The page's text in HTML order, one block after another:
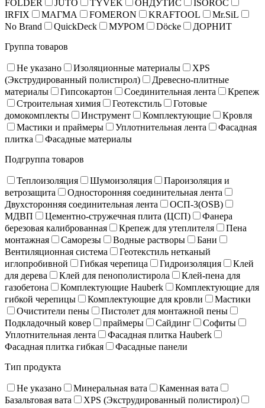
FOLDER
JUTO TYVEK ОНДУТИС
ISOROC
IRFIX
МАГМА FOMERON KRAFTOOL
Mr.SiL
No Brand
QuickDeck МУРОМ Döcke
ДОРНИТ
Группа товаров
Не указано Изоляционные материалы
XPS
(Экструдированный полистирол)
Древесно-плитные
материалы
Гипсокартон Соединительная лента
Крепеж
Строительная химия
Геотекстиль
Готовые
домокомплекты
Инструмент Комплектующие
Кровля
Мастики и праймеры
Уплотнительная лента
Фасадная
плитка
Фасадные материалы
Подгруппа товаров
Теплоизоляция Шумоизоляция
Пароизоляция и
ветрозащита
Односторонняя соединительная лента
Двухсторонняя соединительная лента
ОСП-3(OSB)
МДВП
Цементно-стружечная плита (ЦСП)
Фанера
березовая калиброванная
Крепеж для утеплителя
Пена
монтажная
Саморезы Водные растворы
Бани
Вентиляционная система
Геотекстиль нетканый
иглопробивной
Гибкая черепица Гидроизоляция
Клей
для дерева
Клей для пенополистирола
Клей-пена для
газобетона
Комплектующие Hauberk
Комплектующие для
гибкой черепицы
Комплектующие для кровли
Мастики
Очистители пены
Пистолет для монтажной пены
Подкладочный ковер
праймеры Сайдинг
Софиты
Уплотнительная лента
Фасадная плитка Hauberk
Фасадная плитка гибкая
Фасадные панели
Тип продукта
Не указано Минеральная вата
Каменная вата
Базальтовая вата
XPS (Экструдированный полистирол)